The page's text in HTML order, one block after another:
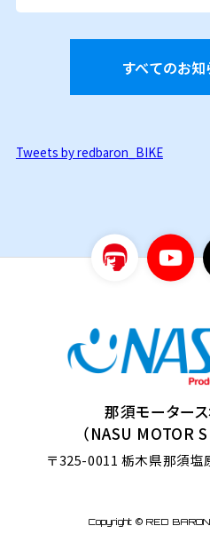
すべてのお知
Tweets by redbaron_BIKE
那須モーター
（NASU MOTOR
〒325-0011 栃木県那須塩
Copyright © RED